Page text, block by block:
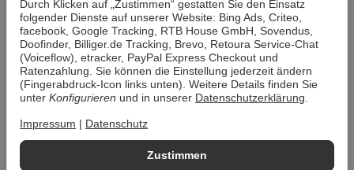
Zustimmen
Durch Klicken auf „Zustimmen“ gestatten Sie den Einsatz
folgender Dienste auf unserer Website: Bing Ads, Criteo,
facebook, Google Tracking, RTB House GmbH, Sovendus,
Doofinder, Billiger.de Tracking, Brevo, Retoura Service-Chat
(Voiceflow), etracker, PayPal Express Checkout und
Ratenzahlung. Sie können die Einstellung jederzeit ändern
(Fingerabdruck-Icon links unten). Weitere Details finden Sie
unter Konfigurieren und in unserer Datenschutzerklärung
Impressum Datenschutz